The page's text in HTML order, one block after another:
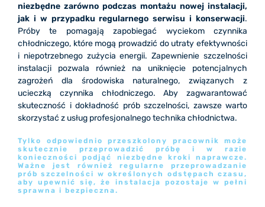
niezbędne zarówno podczas montażu nowej instalacji,
jak i w przypadku regularnego serwisu i konserwacji.
Próby te pomagają zapobiegać wyciekom czynnika
chłodniczego, które mogą prowadzić do utraty efektywności
i niepotrzebnego zużycia energii. Zapewnienie szczelności
instalacji pozwala również na uniknięcie potencjalnych
zagrożeń dla środowiska naturalnego, związanych z
ucieczką czynnika chłodniczego. Aby zagwarantować
skuteczność i dokładność prób szczelności, zawsze warto
skorzystać z usług profesjonalnego technika chłodnictwa.
Tylko odpowiednio przeszkolony pracownik może
skutecznie przeprowadzić próbę i w razie
konieczności podjąć niezbędne kroki naprawcze.
Ważne jest również regularne przeprowadzanie
prób szczelności w określonych odstępach czasu,
aby upewnić się, że instalacja pozostaje w pełni
sprawna i bezpieczna.